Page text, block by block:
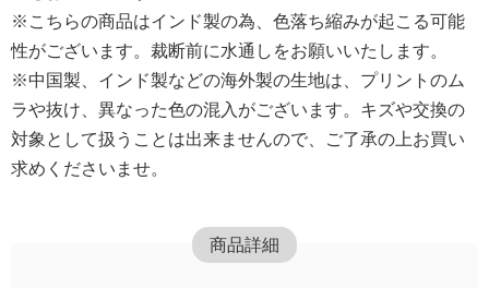
※こちらの商品はインド製の為、色落ち縮みが起こる可能
性がございます。裁断前に水通しをお願いいたします。
※中国製、インド製などの海外製の生地は、プリントのム
ラや抜け、異なった色の混入がございます。キズや交換の
対象として扱うことは出来ませんので、ご了承の上お買い
求めくださいませ。
商品詳細